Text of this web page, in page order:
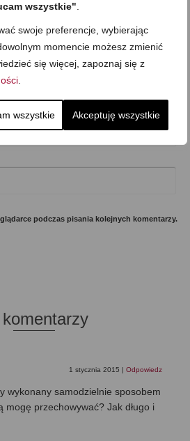
wszystkie"
swoje preferencje, wybierając
momencie możesz zmienić
się więcej, zapoznaj się z
wszystkie Akceptuję wszystkie
podczas pisania kolejnych komentarzy.
komentarzy
1 stycznia 2015 | Odpowiedz
wykonany samodzielnie sposobem
mogę przechowywać? Jak długo i